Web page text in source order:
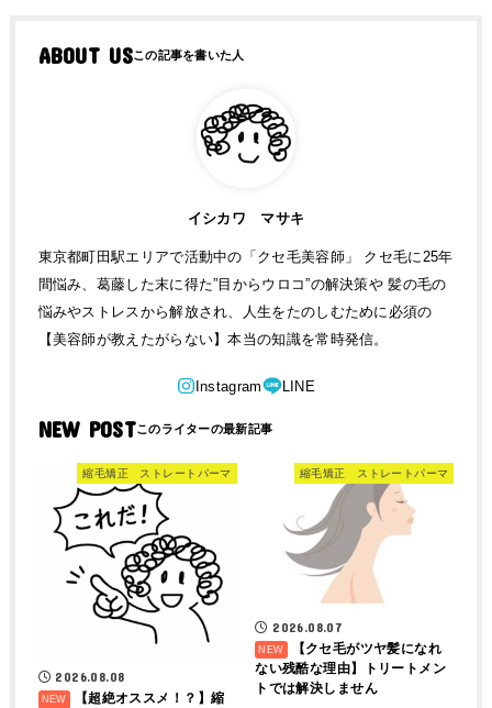
ABOUT US
イシカワ マサキ
東京都町田駅エリアで活動中の「クセ毛美容師」 クセ毛に25年
間悩み、葛藤した末に得た”目からウロコ”の解決策や 髪の毛の
悩みやストレスから解放され、人生をたのしむために必須の
【美容師が教えたがらない】本当の知識を常時発信。
NEW POST
縮毛矯正 ストレートパーマ
2026.08.08
【超絶オススメ！？】縮
縮毛矯正 ストレートパーマ
2026.08.07
【クセ毛がツヤ髪になれ
ない残酷な理由】トリートメン
トでは解決しません